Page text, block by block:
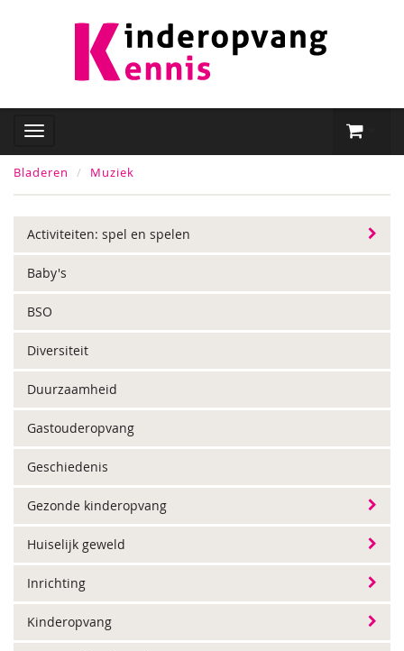
Bladeren Muziek
Activiteiten: spel en spelen
Baby's
BSO
Diversiteit
Duurzaamheid
Gastouderopvang
Geschiedenis
Gezonde kinderopvang
Huiselijk geweld
Inrichting
Kinderopvang